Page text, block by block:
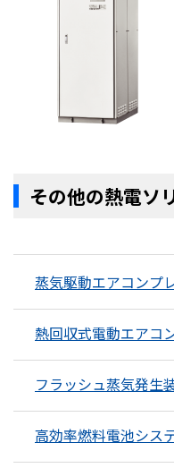
その他の熱電ソ
蒸気駆動エアコンプ
熱回収式電動エアコ
フラッシュ蒸気発生
高効率燃料電池シス